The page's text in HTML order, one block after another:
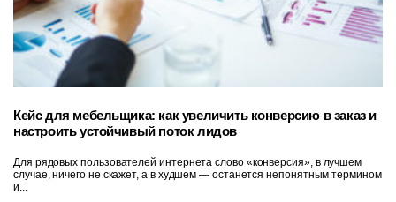
Кейс для мебельщика: как увеличить конверсию в заказ и
настроить устойчивый поток лидов
Для рядовых пользователей интернета слово «конверсия», в лучшем
случае, ничего не скажет, а в худшем — останется непонятным термином
и...